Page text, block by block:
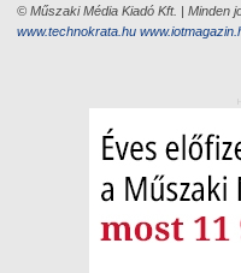
© Műszaki Média Kiadó Kft. | Minden
www.technokrata.hu